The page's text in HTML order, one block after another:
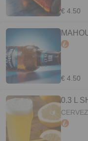
€ 4.50
€ 4.50
0.3 L